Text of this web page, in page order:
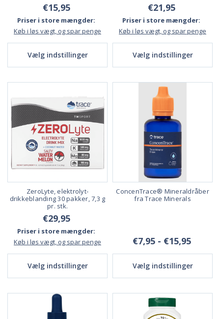
€15,95
Priser i store mængder:
Køb i løs vægt, og spar penge
Vælg indstillinger
€21,95
Priser i store mængder:
Køb i løs vægt, og spar penge
Vælg indstillinger
ZeroLyte, elektrolyt-
drikkeblanding 30 pakker, 7,3 g
pr. stk.
€29,95
Priser i store mængder:
Køb i løs vægt, og spar penge
Vælg indstillinger
ConcenTrace® Mineraldråber
fra Trace Minerals
€7,95 - €15,95
Vælg indstillinger